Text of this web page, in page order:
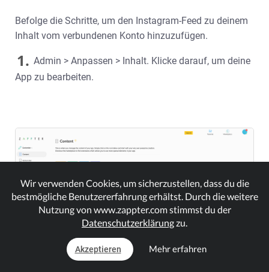
Befolge die Schritte, um den Instagram-Feed zu deinem
Inhalt vom verbundenen Konto hinzuzufügen.
1. Admin > Anpassen > Inhalt. Klicke darauf, um deine
App zu bearbeiten.
Wir verwenden Cookies, um sicherzustellen, dass du die
bestmögliche Benutzererfahrung erhältst. Durch die weitere
Nutzung von www.zappter.com stimmst du der
Datenschutzerklärungzu.
Akzeptieren Mehr erfahren